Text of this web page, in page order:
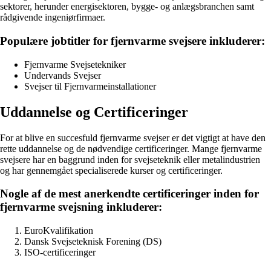
sektorer, herunder energisektoren, bygge- og anlægsbranchen samt
rådgivende ingeniørfirmaer.
Populære jobtitler for fjernvarme svejsere inkluderer:
Fjernvarme Svejsetekniker
Undervands Svejser
Svejser til Fjernvarmeinstallationer
Uddannelse og Certificeringer
For at blive en succesfuld fjernvarme svejser er det vigtigt at have den
rette uddannelse og de nødvendige certificeringer. Mange fjernvarme
svejsere har en baggrund inden for svejseteknik eller metalindustrien
og har gennemgået specialiserede kurser og certificeringer.
Nogle af de mest anerkendte certificeringer inden for
fjernvarme svejsning inkluderer:
EuroKvalifikation
Dansk Svejseteknisk Forening (DS)
ISO-certificeringer